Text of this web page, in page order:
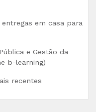
em casa para
e Gestão da
b-learning)
recentes